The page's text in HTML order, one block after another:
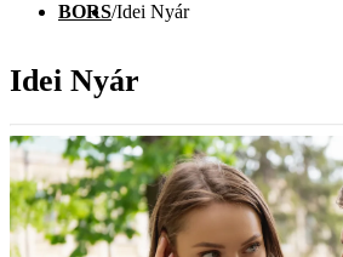
BORS/Idei Nyár
Idei Nyár